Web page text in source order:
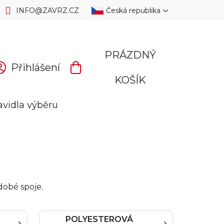
INFO@ZAVRZ.CZ Česká republika
Přihlášení
NÁKUPNÍ
PRÁZDNÝ
KOŠÍK
výběru
spoje.
POLYESTEROVÁ